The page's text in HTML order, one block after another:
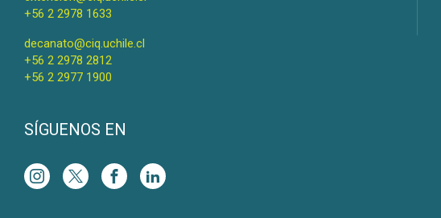
+56 2 2978 1633
decanato@ciq.uchile.cl
+56 2 2978 2812
+56 2 2977 1900
SÍGUENOS EN